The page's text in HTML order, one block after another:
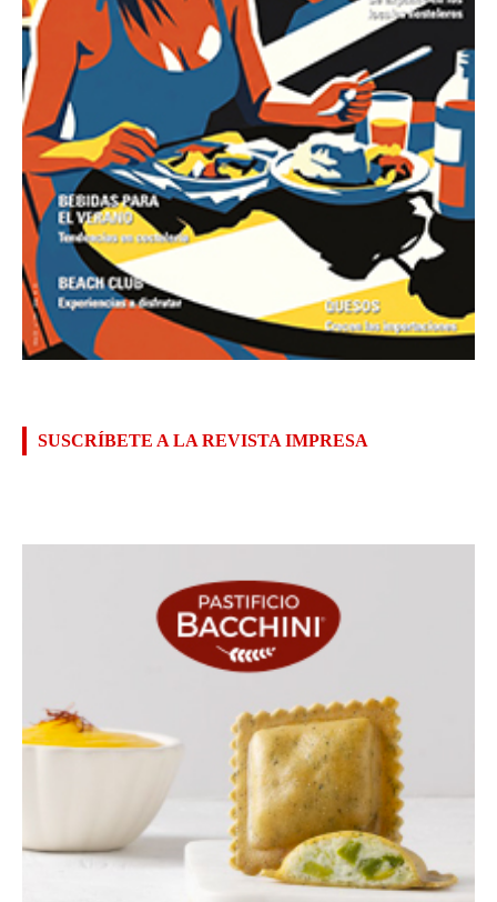
SUSCRÍBETE A LA REVISTA IMPRESA